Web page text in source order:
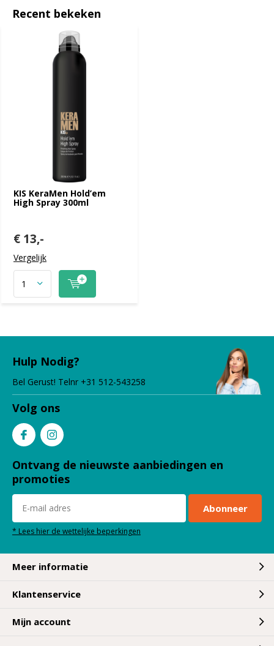
Recent bekeken
KIS KeraMen Hold’em
High Spray 300ml
€ 13,-
Vergelijk
Hulp Nodig?
Bel Gerust! Telnr +31 512-543258
Volg ons
Ontvang de nieuwste aanbiedingen en
promoties
Abonneer
* Lees hier de wettelijke beperkingen
Meer informatie
Klantenservice
Mijn account